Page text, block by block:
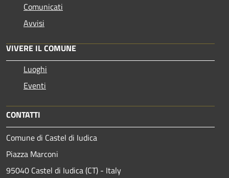
Comunicati
Avvisi
VIVERE IL COMUNE
Luoghi
Eventi
CONTATTI
Comune di Castel di Iudica
Piazza Marconi
95040 Castel di Iudica (CT) - Italy